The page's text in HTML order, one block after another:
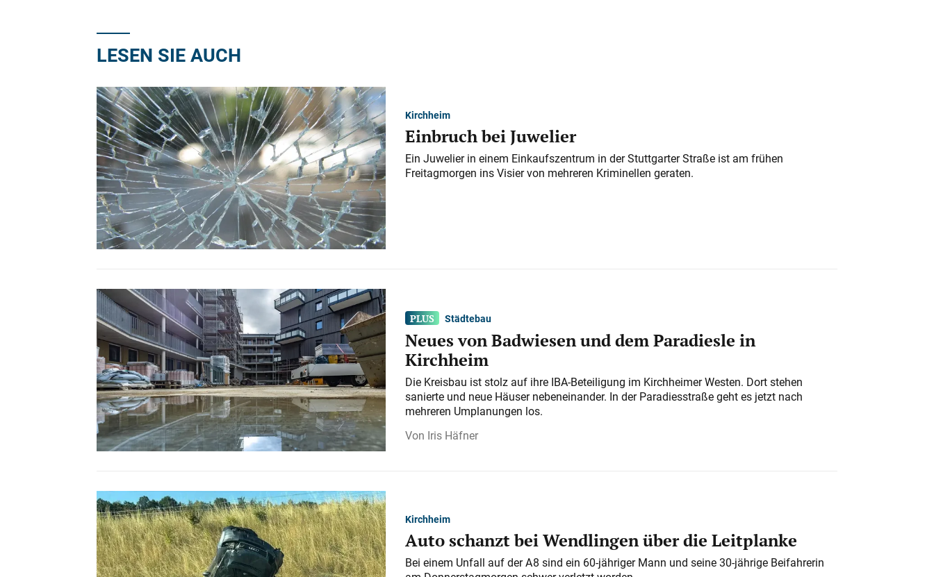
LESEN SIE AUCH
Kirchheim
Einbruch bei Juwelier
Ein Juwelier in einem Einkaufszentrum in der Stuttgarter Straße ist am frühen
Freitagmorgen ins Visier von mehreren Kriminellen geraten.
Städtebau
Neues von Badwiesen und dem Paradiesle in
Kirchheim
Die Kreisbau ist stolz auf ihre IBA-Beteiligung im Kirchheimer Westen. Dort stehen
sanierte und neue Häuser nebeneinander. In der Paradiesstraße geht es jetzt nach
mehreren Umplanungen los.
Iris Häfner
Kirchheim
Auto schanzt bei Wendlingen über die Leitplanke
Bei einem Unfall auf der A 8 sind ein 60-jähriger Mann und seine 30-jährige Beifahrerin